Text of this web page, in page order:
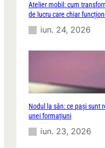
Atelier mobil: cum
de lucru care chiar
iun. 24, 2026
Nodul la sân: ce pași sunt
unei formațiuni
iun. 23, 2026